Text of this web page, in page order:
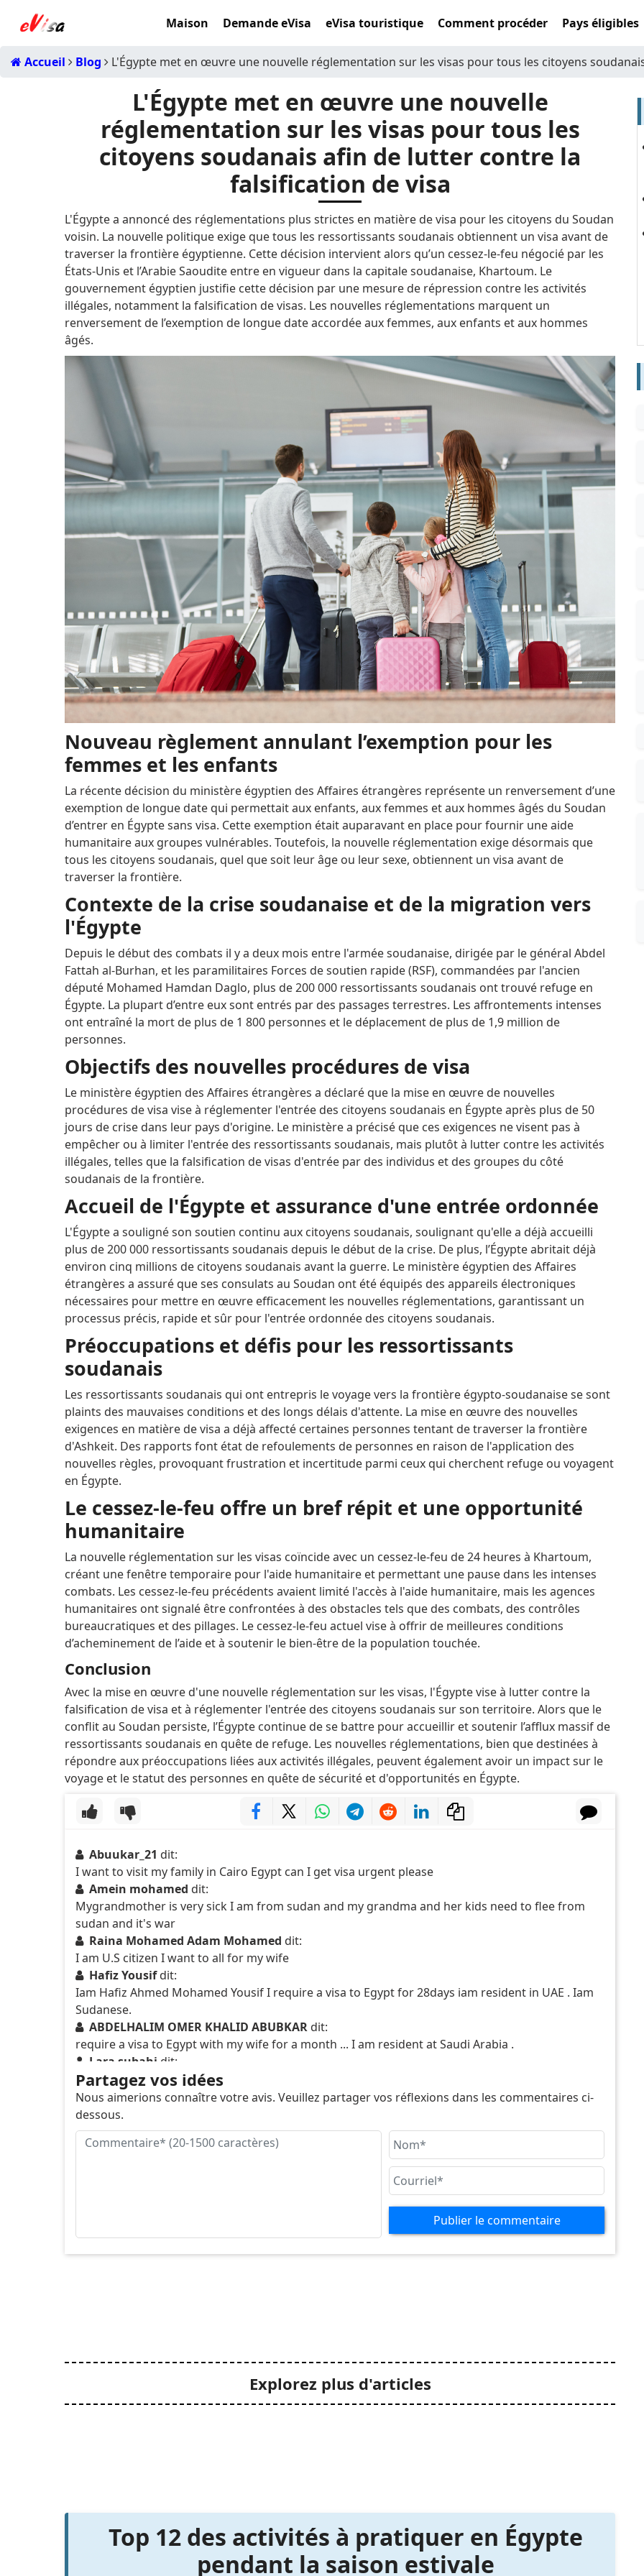
Maison Demande eVisa eVisa touristique Comment procéder Pays éligibles
Accueil Blog L'Égypte met en œuvre une nouvelle réglementation sur les visas pour tous les citoyens
L'Égypte met en œuvre une nouvelle
réglementation sur les visas pour tous les
citoyens soudanais afin de lutter contre la
falsification de visa
L'Égypte a annoncé des réglementations plus strictes en matière de visa pour les citoyens du Soudan
voisin. La nouvelle politique exige que tous les ressortissants soudanais obtiennent un visa avant de
traverser la frontière égyptienne. Cette décision intervient alors qu’un cessez-le-feu négocié par les
États-Unis et l’Arabie Saoudite entre en vigueur dans la capitale soudanaise, Khartoum. Le
gouvernement égyptien justifie cette décision par une mesure de répression contre les activités
illégales, notamment la falsification de visas. Les nouvelles réglementations marquent un
renversement de l’exemption de longue date accordée aux femmes, aux enfants et aux hommes
âgés.
Nouveau règlement annulant l’exemption pour les
femmes et les enfants
La récente décision du ministère égyptien des Affaires étrangères représente un renversement d’une
exemption de longue date qui permettait aux enfants, aux femmes et aux hommes âgés du Soudan
d’entrer en Égypte sans visa. Cette exemption était auparavant en place pour fournir une aide
humanitaire aux groupes vulnérables. Toutefois, la nouvelle réglementation exige désormais que
tous les citoyens soudanais, quel que soit leur âge ou leur sexe, obtiennent un visa avant de
traverser la frontière.
Contexte de la crise soudanaise et de la migration vers
l'Égypte
Depuis le début des combats il y a deux mois entre l'armée soudanaise, dirigée par le général Abdel
Fattah al-Burhan, et les paramilitaires Forces de soutien rapide (RSF), commandées par l'ancien
député Mohamed Hamdan Daglo, plus de 200 000 ressortissants soudanais ont trouvé refuge en
Égypte. La plupart d’entre eux sont entrés par des passages terrestres. Les affrontements intenses
ont entraîné la mort de plus de 1 800 personnes et le déplacement de plus de 1,9 million de
personnes.
Objectifs des nouvelles procédures de visa
Le ministère égyptien des Affaires étrangères a déclaré que la mise en œuvre de nouvelles
procédures de visa vise à réglementer l'entrée des citoyens soudanais en Égypte après plus de 50
jours de crise dans leur pays d'origine. Le ministère a précisé que ces exigences ne visent pas à
empêcher ou à limiter l'entrée des ressortissants soudanais, mais plutôt à lutter contre les activités
illégales, telles que la falsification de visas d'entrée par des individus et des groupes du côté
soudanais de la frontière.
Accueil de l'Égypte et assurance d'une entrée ordonnée
L'Égypte a souligné son soutien continu aux citoyens soudanais, soulignant qu'elle a déjà accueilli
plus de 200 000 ressortissants soudanais depuis le début de la crise. De plus, l’Égypte abritait déjà
environ cinq millions de citoyens soudanais avant la guerre. Le ministère égyptien des Affaires
étrangères a assuré que ses consulats au Soudan ont été équipés des appareils électroniques
nécessaires pour mettre en œuvre efficacement les nouvelles réglementations, garantissant un
processus précis, rapide et sûr pour l'entrée ordonnée des citoyens soudanais.
Préoccupations et défis pour les ressortissants
soudanais
Les ressortissants soudanais qui ont entrepris le voyage vers la frontière égypto-soudanaise se sont
plaints des mauvaises conditions et des longs délais d'attente. La mise en œuvre des nouvelles
exigences en matière de visa a déjà affecté certaines personnes tentant de traverser la frontière
d'Ashkeit. Des rapports font état de refoulements de personnes en raison de l'application des
nouvelles règles, provoquant frustration et incertitude parmi ceux qui cherchent refuge ou voyagent
en Égypte.
Le cessez-le-feu offre un bref répit et une opportunité
humanitaire
La nouvelle réglementation sur les visas coïncide avec un cessez-le-feu de 24 heures à Khartoum,
créant une fenêtre temporaire pour l'aide humanitaire et permettant une pause dans les intenses
combats. Les cessez-le-feu précédents avaient limité l'accès à l'aide humanitaire, mais les agences
humanitaires ont signalé être confrontées à des obstacles tels que des combats, des contrôles
bureaucratiques et des pillages. Le cessez-le-feu actuel vise à offrir de meilleures conditions
d’acheminement de l’aide et à soutenir le bien-être de la population touchée.
Conclusion
Avec la mise en œuvre d'une nouvelle réglementation sur les visas, l'Égypte vise à lutter contre la
falsification de visa et à réglementer l'entrée des citoyens soudanais sur son territoire. Alors que le
conflit au Soudan persiste, l’Égypte continue de se battre pour accueillir et soutenir l’afflux massif de
ressortissants soudanais en quête de refuge. Les nouvelles réglementations, bien que destinées à
répondre aux préoccupations liées aux activités illégales, peuvent également avoir un impact sur le
voyage et le statut des personnes en quête de sécurité et d'opportunités en Égypte.
Abuukar_21 dit:
I want to visit my family in Cairo Egypt can I get visa urgent please
Amein mohamed dit:
Mygrandmother is very sick I am from sudan and my grandma and her kids need to flee from
sudan and it's war
Raina Mohamed Adam Mohamed dit:
I am U.S citizen I want to all for my wife
Hafiz Yousifdit:
Iam Hafiz Ahmed Mohamed Yousif I require a visa to Egypt for 28days iam resident in UAE . Iam
Sudanese.
ABDELHALIM OMER KHALID ABUBKAR dit:
require a visa to Egypt with my wife for a month ... I am resident at Saudi Arabia .
Lara subahi dit:
Hello, my name is Lara Subahi. I am a Sudanese citizen working as a dentist in Germany. I am
residing in Germany with a work visa. I would like to ask about the visa application to Egypt. Can I
apply for an online visa, is that enough to be allowed entrance to Egypt only for a 2 week holiday
or is there something else I will need ?
Partagez vos idées
Nous aimerions connaître votre avis. Veuillez partager vos réflexions dans les commentaires ci-
dessous.
Publier le commentaire
Explorez plus d'articles
Top 12 des activités à pratiquer en Égypte
pendant la saison estivale